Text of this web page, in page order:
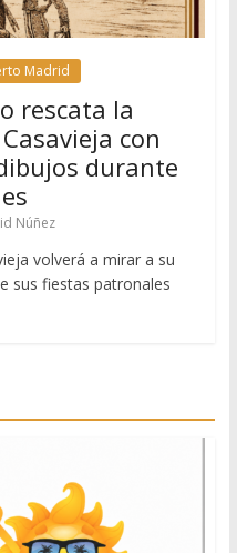
Madrid
rescata la
con
durante
Núñez
volverá a mirar a su
sus fiestas patronales